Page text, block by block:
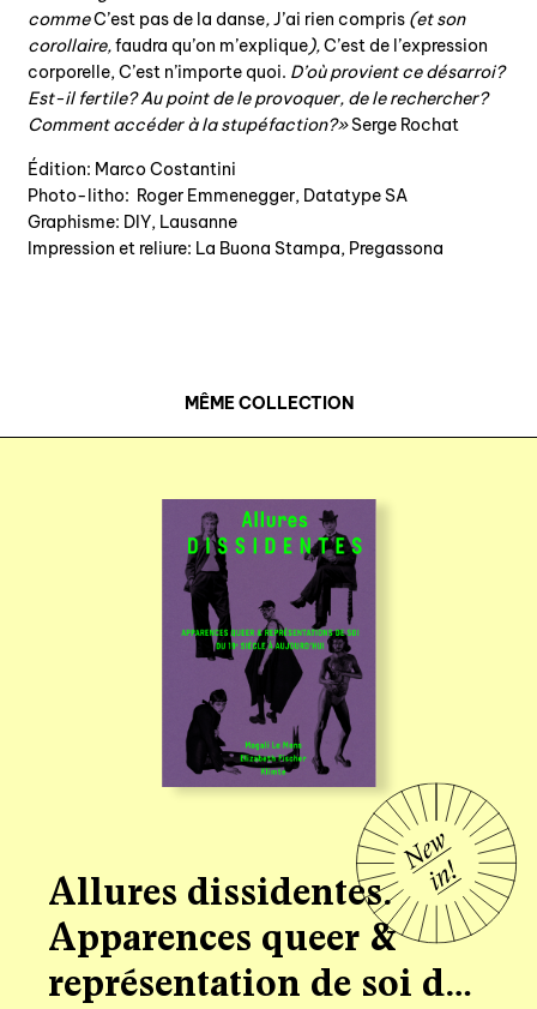
commeC’est pas de la danse,J’ai rien compris(et son
corollaire,faudra qu’on m’explique),C’est de l’expression
corporelle, C’est n’importe quoi. D’où provient ce désarroi?
Est-il fertile? Au point de le provoquer, de le rechercher?
Comment accéder à la stupéfaction?»Serge Rochat
Édition: Marco Costantini
Photo-litho: Roger Emmenegger, Datatype SA
Graphisme: DIY, Lausanne
Impression et reliure: La Buona Stampa, Pregassona
MÊME COLLECTION
Allures dissidentes.
Apparences queer &
représentation de soi du